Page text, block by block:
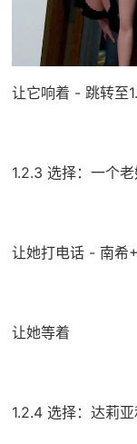
让它响着 - 跳转至
1.2.3 选择：一个
让她打电话 - 南希
让她等着
1.2.4 选择：达莉